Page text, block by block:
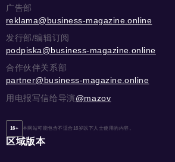
广告部
reklama@business-magazine.online
发行部/编辑订阅
podpiska@business-magazine.online
合作伙伴关系部
partner@business-magazine.online
用电报写信给导演@mazov
16+ 本网站可能包含不适合16岁以下人士使用的内容。
区域版本